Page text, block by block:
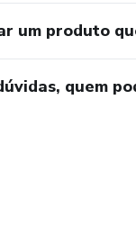
um produto
quem